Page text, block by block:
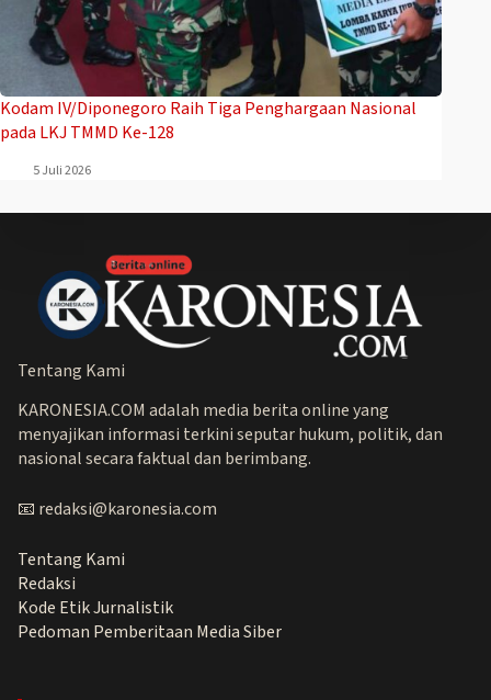
Kodam IV/Diponegoro Raih Tiga Penghargaan Nasional
pada LKJ TMMD Ke-128
5 Juli 2026
Tentang Kami
KARONESIA.COM adalah media berita online yang
menyajikan informasi terkini seputar hukum, politik, dan
nasional secara faktual dan berimbang.
📧 redaksi@karonesia.com
Tentang Kami
Redaksi
Kode Etik Jurnalistik
Pedoman Pemberitaan Media Siber